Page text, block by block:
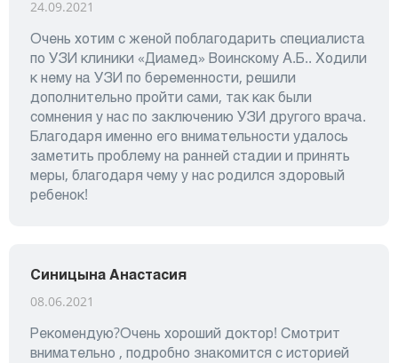
24.09.2021
Очень хотим с женой поблагодарить специалиста
по УЗИ клиники «Диамед» Воинскому А.Б.. Ходили
к нему на УЗИ по беременности, решили
дополнительно пройти сами, так как были
сомнения у нас по заключению УЗИ другого врача.
Благодаря именно его внимательности удалось
заметить проблему на ранней стадии и принять
меры, благодаря чему у нас родился здоровый
ребенок!
Синицына Анастасия
08.06.2021
Рекомендую?Очень хороший доктор! Смотрит
внимательно , подробно знакомится с историей